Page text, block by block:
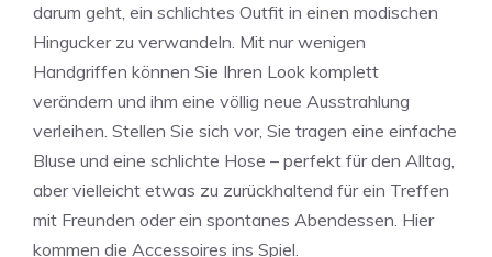
darum geht, ein schlichtes Outfit in einen modischen
Hingucker zu verwandeln. Mit nur wenigen
Handgriffen können Sie Ihren Look komplett
verändern und ihm eine völlig neue Ausstrahlung
verleihen. Stellen Sie sich vor, Sie tragen eine einfache
Bluse und eine schlichte Hose – perfekt für den Alltag,
aber vielleicht etwas zu zurückhaltend für ein Treffen
mit Freunden oder ein spontanes Abendessen. Hier
kommen die Accessoires ins Spiel.